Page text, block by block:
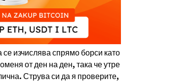
изчислява спрямо борси като
от ден на ден, така че утре
Струва си да я проверите,